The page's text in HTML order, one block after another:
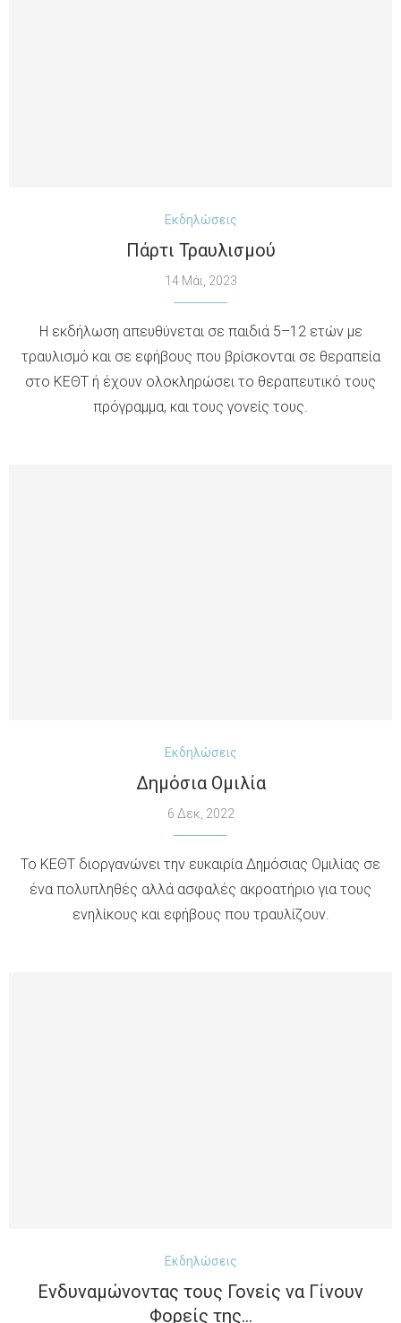
Εκδηλώσεις
Πάρτι Τραυλισμού
14 Μάι, 2023
Η εκδήλωση απευθύνεται σε παιδιά 5–12 ετών με
τραυλισμό και σε εφήβους που βρίσκονται σε θεραπεία
στο ΚΕΘΤ ή έχουν ολοκληρώσει το θεραπευτικό τους
πρόγραμμα, και τους γονείς τους.
Εκδηλώσεις
Δημόσια Ομιλία
6 Δεκ, 2022
Το ΚΕΘΤ διοργανώνει την ευκαιρία Δημόσιας Ομιλίας σε
ένα πολυπληθές αλλά ασφαλές ακροατήριο για τους
ενηλίκους και εφήβους που τραυλίζουν.
Εκδηλώσεις
Ενδυναμώνοντας τους Γονείς να Γίνουν
Φορείς της...